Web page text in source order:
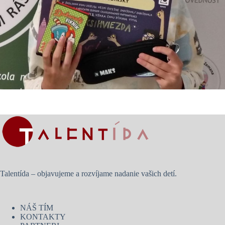
Talentída – objavujeme a rozvíjame nadanie vašich detí.
NÁŠ TÍM
KONTAKTY